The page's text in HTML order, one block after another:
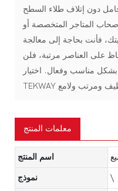
المتاجر المتخصصة أو
فأنت بحاجة إلى معالجة
على العناصر مرتبة، فلن
مناسب وفعال. اختيار
معلمات المنتج
اسم المنتج
نموذج \